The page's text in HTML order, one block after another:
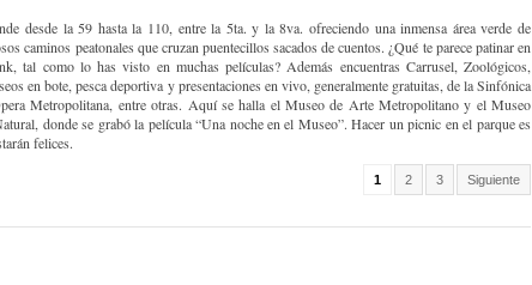
desde la 59 hasta la 110, entre la 5ta. y la 8va. ofreciendo una inmensa área verde de
caminos peatonales que cruzan puentecillos sacados de cuentos. ¿Qué te parece patinar en
tal como lo has visto en muchas películas? Además encuentras Carrusel, Zoológicos,
en bote, pesca deportiva y presentaciones en vivo, generalmente gratuitas, de la Sinfónica
Metropolitana, entre otras. Aquí se halla el Museo de Arte Metropolitano y el Museo
donde se grabó la película “Una noche en el Museo”. Hacer un picnic en el parque es
felices.
1 2 3 Siguiente